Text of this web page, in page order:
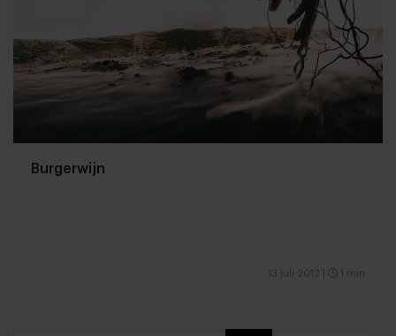
Burgerwijn
13 juli 2012 1 min